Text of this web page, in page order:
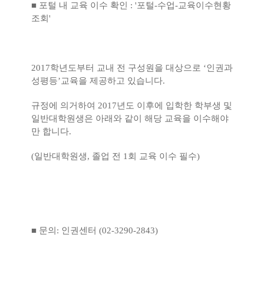
■ 포털 내 교육 이수 확인 : '포털-수업-교육이수현황
조회 '
2017학년도부터 교내 전 구성원을 대상으로 ‘인권과
성평등’교육을 제공하고 있습니다.
규정에 의거하여 2017년도 이후에 입학한 학부생 및
일반대학원생은 아래와 같이 해당 교육을 이수해야
만 합니다.
(일반대학원생, 졸업 전 1회 교육 이수 필수)
■ 문의 : 인권센터 (02-3290-2843)